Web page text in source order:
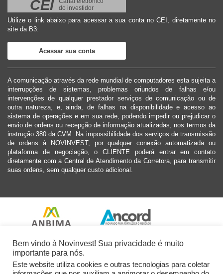
CEI
do investidor
Utilize o link abaixo para acessar a sua conta no CEI, diretamente no
site da B3:
Acessar sua conta
A comunicação através da rede mundial de computadores esta sujeita a
interrupções de sistemas, problemas oriundos de falhas e/ou
intervenções de qualquer prestador serviços de comunicação ou de
outra natureza, e, ainda, de falhas na disponibilidade e acesso ao
sistema de operações e em sua rede, podendo impedir ou prejudicar o
envio de ordens ou recepção de informação atualizadas, nos termos da
instrução 380 da CVM. Na impossibilidade dos serviços de transmissão
de ordens à NOVINVEST, por qualquer conexão automatizada ou
plataforma de negociação, o CLIENTE poderá entrar em contato
diretamente com a Central de Atendimento da Corretora, para transmitir
suas ordens, sem qualquer custo adicional.
Bem vindo à Novinvest! Sua privacidade é muito
importante para nós.
Este website utiliza cookies e outras tecnologias para coletar